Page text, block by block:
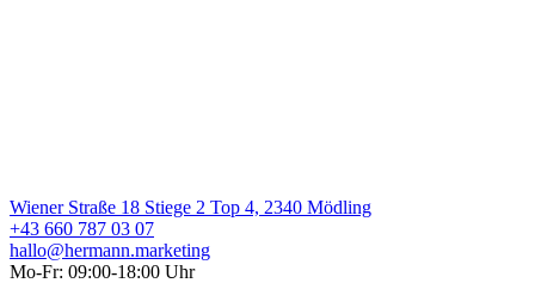
Wiener Straße 18 Stiege 2 Top 4, 2340 Mödling
+43 660 787 03 07
hallo@hermann.marketing
Mo-Fr: 09:00-18:00 Uhr